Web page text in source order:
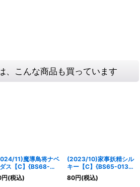
、こんな商品も買っています
11)魔導鳥将ナベ
ス【C】{BS68-
《紫》
円(税込)
(2023/10)家事妖精シル
キー【C】{BS65-013}
《紫》
80円(税込)